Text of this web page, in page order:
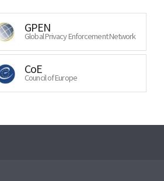
GPEN
Global Privacy Enforcement Network
CoE
Council of Europe